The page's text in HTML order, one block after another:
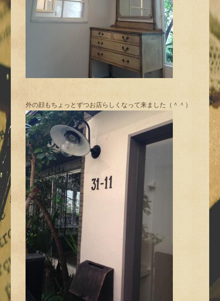
外の顔もちょっとずつお店らしくなって来ました（＾＾）